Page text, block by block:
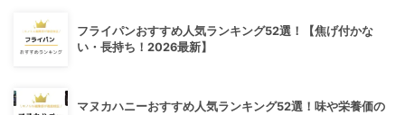
フライパンおすすめ人気ランキング52選！【焦げ付かな
い・長持ち！2026最新】
マヌカハニーおすすめ人気ランキング52選！味や栄養価の